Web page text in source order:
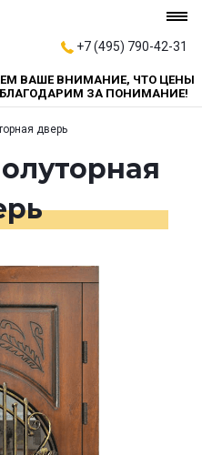
+7 (495) 790-42-31
ВАШЕ ВНИМАНИЕ, ЧТО ЦЕНЫ
БЛАГОДАРИМ ЗА ПОНИМАНИЕ!
дверь